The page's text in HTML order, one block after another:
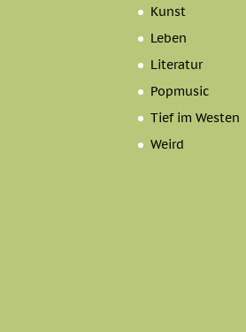
Kunst
Leben
Literatur
Popmusic
Tief im Westen
Weird